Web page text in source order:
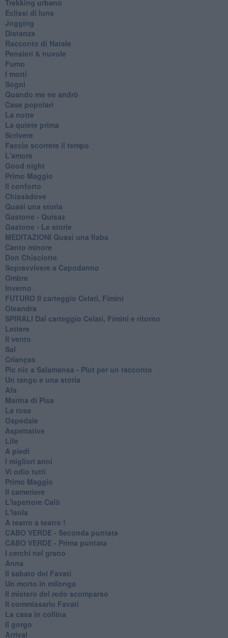
Trekking urbano
Eclissi di luna
Jogging
Distanza
Racconto di Natale
Pensieri & nuvole
Fumo
I morti
Sogni
Quando me ne andrò
Case popolari
La notte
La quiete prima
Scrivere
Faccio scorrere il tempo
L'amore
Good night
Primo Maggio
Il conforto
Chissàdove
Quasi una storia
Gastone - Quisaz
Gastone - Le storie
MEDITAZIONI Quasi una fiaba
Canto minore
Don Chisciotte
Sopravvivere a Capodanno
Ombre
Inverno
FUTURO Il carteggio Celati, Fimini
Oleandra
SPIRALI Dal carteggio Celati, Fimini e ritorno
Lettere
Il vento
Sal
Crianças
Pic nic a Salamansa - Plot per un racconto
Un tango e una storia
Afa
Marina di Pisa
La rosa
Ospedale
Aspettative
Life
A piedi
I migliori anni
Vi odio tutti
Primo Maggio
Il cameriere
L'ispettore Calò
L'isola
A teatro a teatro !
CABO VERDE - Seconda puntata
CABO VERDE - Prima puntata
I cerchi nel grano
Anna
Il sabato del Favati
Un morto in milonga
Il mistero del redo scomparso
Il commissario Favati
La casa in collina
Il gorgo
Arrival